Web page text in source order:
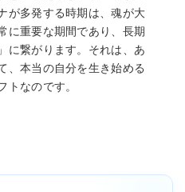
が多発する時期は、魂が大
に重要な期間であり、長期
に繋がります。それは、あ
、本当の自分を生き始める
トなのです。